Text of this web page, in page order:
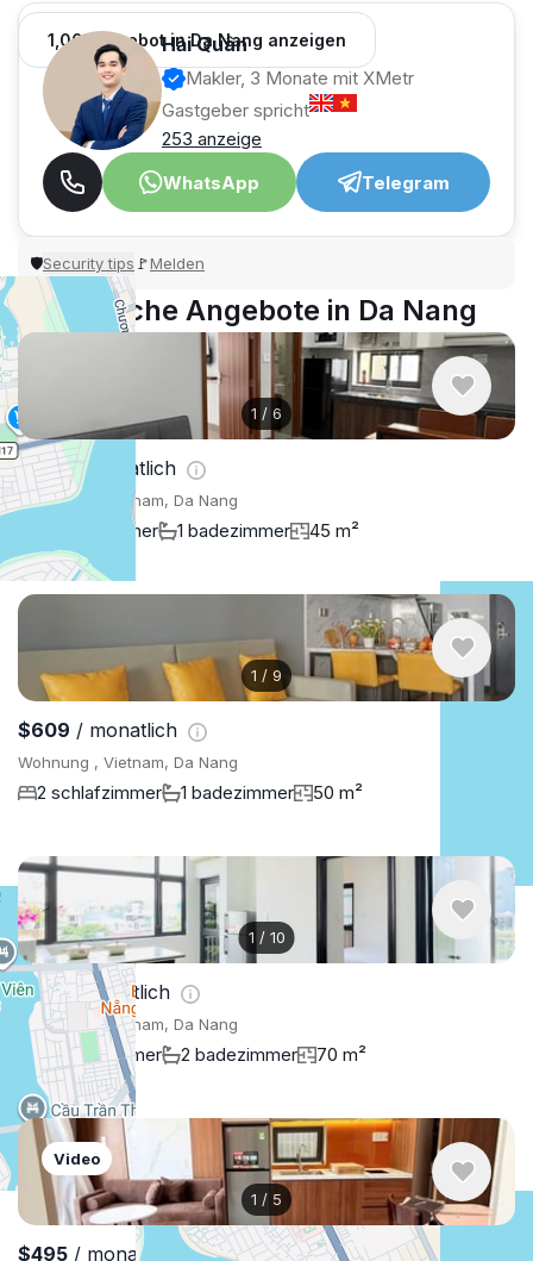
1,001 Angebot in Da Nang anzeigen
Hải Quân
Makler, 3 Monate mit XMetr
Gastgeber spricht
253 anzeige
WhatsApp
Telegram
🛡Security tips 🚩Melden
Ähnliche Angebote in Da Nang
1 / 6
$400/ monatlich
Wohnung , Vietnam, Da Nang
1 schlafzimmer 1 badezimmer 45 m²
1 / 9
$609 / monatlich
Wohnung , Vietnam, Da Nang
2 schlafzimmer 1 badezimmer 50 m²
1 / 10
$761/ monatlich
Wohnung , Vietnam, Da Nang
2 schlafzimmer 2 badezimmer 70 m²
1 / 5
Video
$495 / monatlich